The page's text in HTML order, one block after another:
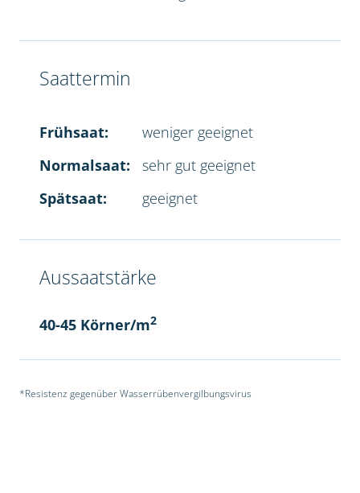
Saattermin
Frühsaat:
weniger geeignet
Normalsaat:
sehr gut geeignet
Spätsaat:
geeignet
Aussaatstärke
40-45 Körner/m2
*Resistenz gegenüber Wasserrübenvergilbungsvirus